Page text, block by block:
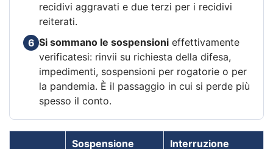
recidivi aggravati e due terzi per i recidivi
reiterati.
6 Si sommano le sospensioni effettivamente
verificatesi: rinvii su richiesta della difesa,
impedimenti, sospensioni per rogatorie o per
la pandemia. È il passaggio in cui si perde più
spesso il conto.
Sospensione Interruzione